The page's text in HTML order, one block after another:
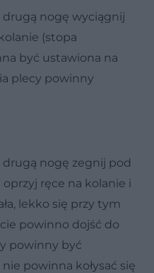
drugą nogę wyciągnij
(stopa
być ustawiona na
plecy powinny
nogę zegnij pod
ręce na kolanie i
lekko się przy tym
powinno dojść do
powinny być
powinna kołysać się